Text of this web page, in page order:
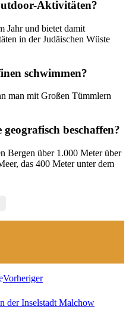
Aktivitäten?
Jahr und bietet damit
in der Judäischen Wüste
schwimmen?
man mit Großen Tümmlern
beschaffen?
Bergen über 1.000 Meter über
das 400 Meter unter dem
Vorheriger
der Inselstadt Malchow